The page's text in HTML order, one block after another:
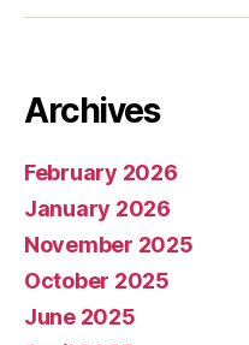
Archives
February 2026
January 2026
November 2025
October 2025
June 2025